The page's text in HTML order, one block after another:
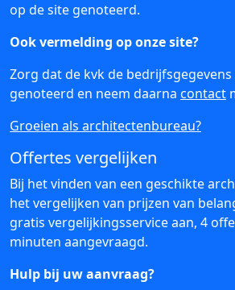
op de site genoteerd.
Ook vermelding op onze site?
Zorg dat de kvk de
genoteerd en neem daarna contact
Groeien als architectenbureau?
Offertes vergelijken
Bij het vinden van een geschikte
het vergelijken van prijzen van
gratis vergelijkingsservice aan, 4
minuten aangevraagd.
Hulp bij uw aanvraag?